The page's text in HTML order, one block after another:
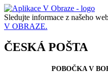
Sledujte informace z našeho
V OBRAZE.
ČESKÁ POŠTA
POBOČKA V